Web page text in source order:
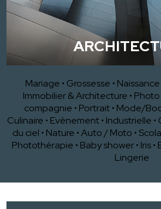
Mariage • Grossesse • Naissance
Immobilier & Architecture •
compagnie • Portrait • Mode/
Culinaire • Evènement • Industrielle •
du ciel • Nature •Auto / Moto •
Photothérapie • Baby shower• Iris•
Lingerie